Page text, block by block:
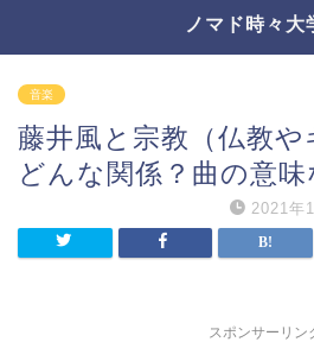
ノマド時々大
音楽
藤井風と宗教（仏教
どんな関係？曲の意味
2021年
スポンサーリン